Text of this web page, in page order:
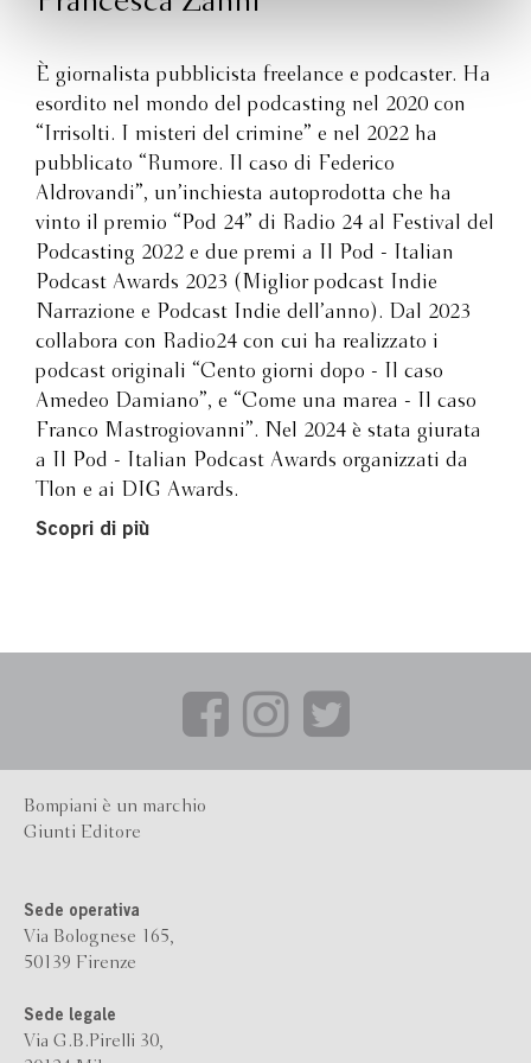
È giornalista pubblicista freelance e podcaster. Ha
esordito nel mondo del podcasting nel 2020 con
“Irrisolti. I misteri del crimine” e nel 2022 ha
pubblicato “Rumore. Il caso di Federico
Aldrovandi”, un’inchiesta autoprodotta che ha
vinto il premio “Pod 24” di Radio 24 al Festival del
Podcasting 2022 e due premi a Il Pod - Italian
Podcast Awards 2023 (Miglior podcast Indie
Narrazione e Podcast Indie dell’anno). Dal 2023
collabora con Radio24 con cui ha realizzato i
podcast originali “Cento giorni dopo - Il caso
Amedeo Damiano”, e “Come una marea - Il caso
Franco Mastrogiovanni”. Nel 2024 è stata giurata
a Il Pod - Italian Podcast Awards organizzati da
Tlon e ai DIG Awards.
Scopri di più
Bompiani è un marchio
Giunti Editore
Sede operativa
Via Bolognese 165,
50139 Firenze
Sede legale
Via G.B.Pirelli 30,